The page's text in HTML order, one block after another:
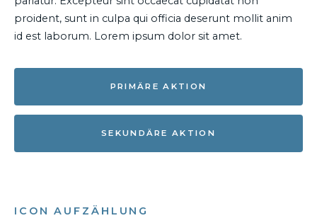
proident, sunt in culpa qui officia deserunt mollit anim
id est laborum. Lorem ipsum dolor sit amet.
PRIMÄRE AKTION
SEKUNDÄRE AKTION
ICON AUFZÄHLUNG